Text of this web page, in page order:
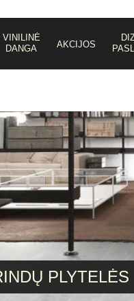
VINILINĖ
DANGA
AKCIJOS
PLYTELĖS